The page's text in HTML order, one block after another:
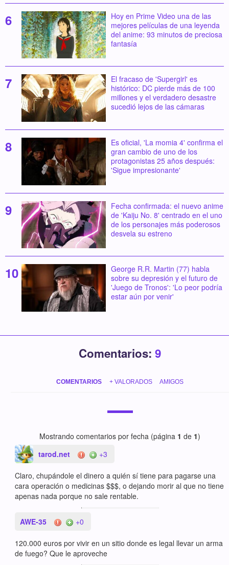
Hoy en Prime Video una de las
mejores películas de una leyenda
del anime: 93 minutos de preciosa
fantasía
El fracaso de 'Supergirl' es
histórico: DC pierde más de 100
millones y el verdadero desastre
sucedió lejos de las cámaras
Es oficial, 'La momia 4' confirma el
gran cambio de uno de los
protagonistas 25 años después:
'Sigue impresionante'
Fecha confirmada: el nuevo anime
de 'Kaiju No. 8' centrado en el uno
de los personajes más poderosos
desvela su estreno
George R.R. Martin (77) habla
sobre su depresión y el futuro de
'Juego de Tronos': 'Lo peor podría
estar aún por venir'
Comentarios: 9
COMENTARIOS + VALORADOS AMIGOS
Mostrando comentarios por fecha (página 1 de 1)
tarod.net
+3
Claro, chupándole el dinero a quién sí tiene para pagarse una
cara operación o medicinas $$$, o dejando morir al que no tiene
apenas nada porque no sale rentable.
AWE-35 +0
120.000 euros por vivir en un sitio donde es legal llevar un arma
de fuego? Que le aproveche